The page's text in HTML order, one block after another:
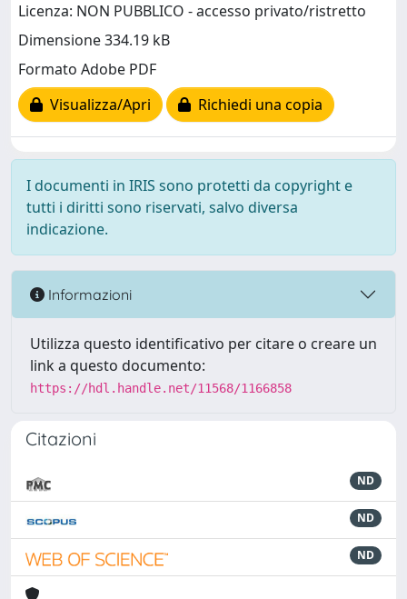
Licenza: NON PUBBLICO - accesso privato/ristretto
Dimensione 334.19 kB
Formato Adobe PDF
Visualizza/Apri
Richiedi una copia
I documenti in IRIS sono protetti da copyright e
tutti i diritti sono riservati, salvo diversa
indicazione.
Informazioni
Utilizza questo identificativo per citare o creare un
link a questo documento:
https://hdl.handle.net/11568/1166858
Citazioni
ND
ND
ND